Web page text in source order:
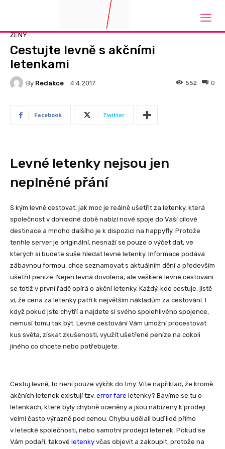
ŽENY
Cestujte levně s akčními
letenkami
By Redakce 4.4.2017 0
552
Facebook Twitter
Levné letenky nejsou jen
neplněné přání
S kým levně cestovat, jak moc je reálně ušetřit za letenky, která
společnost v dohledné době nabízí nové spoje do Vaší cílové
destinace a mnoho dalšího je k dispozici na happyfly. Protože
tenhle server je originální, nesnaží se pouze o výčet dat, ve
kterých si budete suše hledat levné letenky. Informace podává
zábavnou formou, chce seznamovat s aktuálním dění a především
ušetřit peníze. Nejen levná dovolená, ale veškeré levné cestování
se totiž v první řadě opírá o akční letenky. Každý, kdo cestuje, jistě
ví, že cena za letenky patří k největším nákladům za cestování. I
když pokud jste chytří a najdete si svého spolehlivého spojence,
nemusí tomu tak být. Levné cestování Vám umožní procestovat
kus světa, získat zkušenosti, využít ušetřené peníze na cokoli
jiného co chcete nebo potřebujete.
Cestuj levně, to není pouze výkřik do tmy. Víte například, že kromě
akčních letenek existují tzv. error fare letenky? Bavíme se tu o
letenkách, které byly chybně oceněny a jsou nabízeny k prodeji
velmi často výrazně pod cenou. Chybu udělali buď lidé přímo
v letecké společnosti, nebo samotní prodejci letenek. Pokud se
Vám podaří, takové letenky včas objevit a zakoupit, protože na